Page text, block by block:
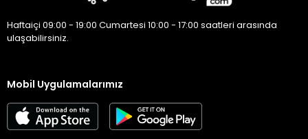
Haftaiçi 09:00 - 19:00 Cumartesi 10:00 - 17:00 saatleri arasında
ulaşabilirsiniz.
Mobil Uygulamalarımız